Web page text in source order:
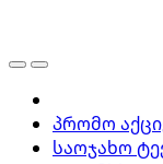
პრომო
საოჯახო